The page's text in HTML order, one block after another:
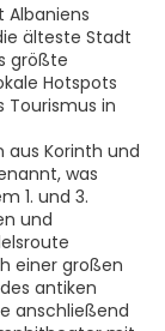
Albaniens
älteste Stadt
größte
Hotspots
Tourismus in
aus Korinth und
was
1. und 3.
und
einer großen
antiken
anschließend